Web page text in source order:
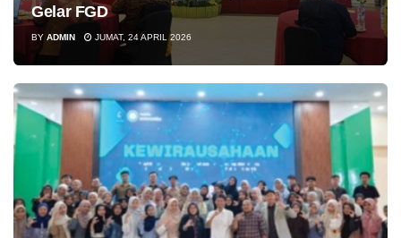
Gelar FGD
BY ADMIN JUMAT, 24 APRIL 2026